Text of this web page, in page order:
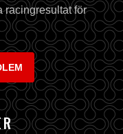
racingresultat för